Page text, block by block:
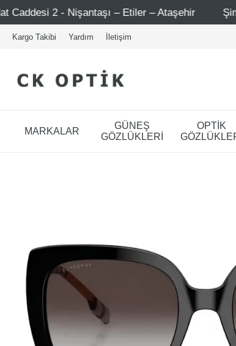
– Etiler – Ataşehir Şimdi Üye ol ! 5000
Kargo Takibi Yardım İletişim
MARKALAR
GÜNEŞ
GÖZLÜKLERİ
OPTİK